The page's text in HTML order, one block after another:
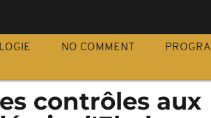
NO COMMENT
contrôles aux